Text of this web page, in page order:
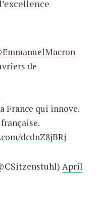
de
France qui innove.
dcdnZ8jBRj
April